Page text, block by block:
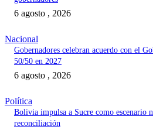
6 agosto , 2026
Nacional
Gobernadores celebran acuerdo con el
50/50 en 2027
6 agosto , 2026
Política
Bolivia impulsa a Sucre como escenario
reconciliación